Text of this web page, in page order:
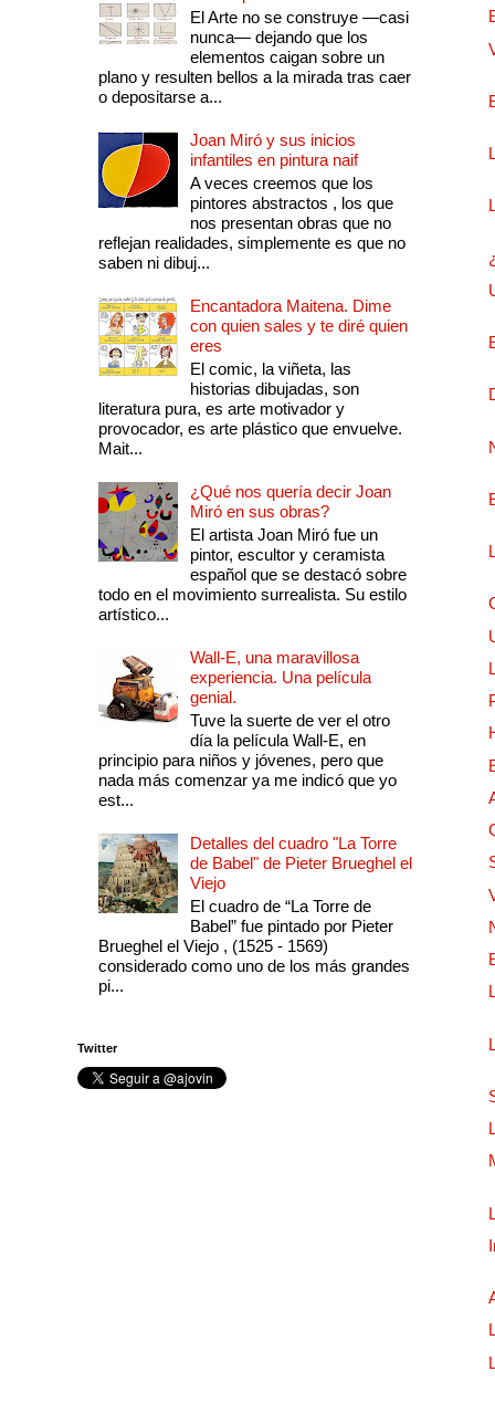
El Arte no se construye —casi
nunca— dejando que los
elementos caigan sobre un
plano y resulten bellos a la mirada tras caer
o depositarse a...
Joan Miró y sus inicios
infantiles en pintura naif
A veces creemos que los
pintores abstractos , los que
nos presentan obras que no
reflejan realidades, simplemente es que no
saben ni dibuj...
Encantadora Maitena. Dime
con quien sales y te diré quien
eres
El comic, la viñeta, las
historias dibujadas, son
literatura pura, es arte motivador y
provocador, es arte plástico que envuelve.
Mait...
¿Qué nos quería decir Joan
Miró en sus obras?
El artista Joan Miró fue un
pintor, escultor y ceramista
español que se destacó sobre
todo en el movimiento surrealista. Su estilo
artístico...
Wall-E, una maravillosa
experiencia. Una película
genial.
Tuve la suerte de ver el otro
día la película Wall-E, en
principio para niños y jóvenes, pero que
nada más comenzar ya me indicó que yo
est...
Detalles del cuadro "La Torre
de Babel" de Pieter Brueghel el
Viejo
El cuadro de “La Torre de
Babel” fue pintado por Pieter
Brueghel el Viejo , (1525 - 1569)
considerado como uno de los más grandes
pi...
Twitter